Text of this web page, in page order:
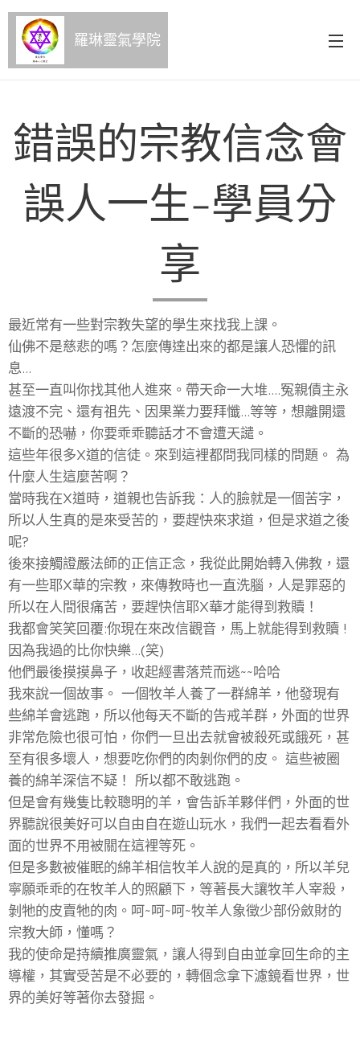
羅琳靈氣學院
錯誤的宗教信念會
誤人一生-學員分
享
最近常有一些對宗教失望的學生來找我上課。
仙佛不是慈悲的嗎？怎麼傳達出來的都是讓人恐懼的訊
息...
甚至一直叫你找其他人進來。帶天命一大堆....冤親債主永
遠渡不完、還有祖先、因果業力要拜懺...等等，想離開還
不斷的恐嚇，你要乖乖聽話才不會遭天譴。
這些年很多X道的信徒。來到這裡都問我同樣的問題。 為
什麼人生這麼苦啊？
當時我在X道時，道親也告訴我：人的臉就是一個苦字，
所以人生真的是來受苦的，要趕快來求道，但是求道之後
呢?
後來接觸證嚴法師的正信正念，我從此開始轉入佛教，還
有一些耶X華的宗教，來傳教時也一直洗腦，人是罪惡的
所以在人間很痛苦，要趕快信耶X華才能得到救贖！
我都會笑笑回覆:你現在來改信觀音，馬上就能得到救贖 !
因為我過的比你快樂...(笑)
他們最後摸摸鼻子，收起經書落荒而逃~~哈哈
我來說一個故事。 一個牧羊人養了一群綿羊，他發現有
些綿羊會逃跑，所以他每天不斷的告戒羊群，外面的世界
非常危險也很可怕，你們一旦出去就會被殺死或餓死，甚
至有很多壞人，想要吃你們的肉剝你們的皮。 這些被圈
養的綿羊深信不疑！ 所以都不敢逃跑。
但是會有幾隻比較聰明的羊，會告訴羊夥伴們，外面的世
界聽說很美好可以自由自在遊山玩水，我們一起去看看外
面的世界不用被關在這裡等死。
但是多數被催眠的綿羊相信牧羊人說的是真的，所以羊兒
寧願乖乖的在牧羊人的照顧下，等著長大讓牧羊人宰殺，
剝牠的皮賣牠的肉。呵~呵~呵~牧羊人象徵少部份斂財的
宗教大師，懂嗎？
我的使命是持續推廣靈氣，讓人得到自由並拿回生命的主
導權，其實受苦是不必要的，轉個念拿下濾鏡看世界，世
界的美好等著你去發掘。